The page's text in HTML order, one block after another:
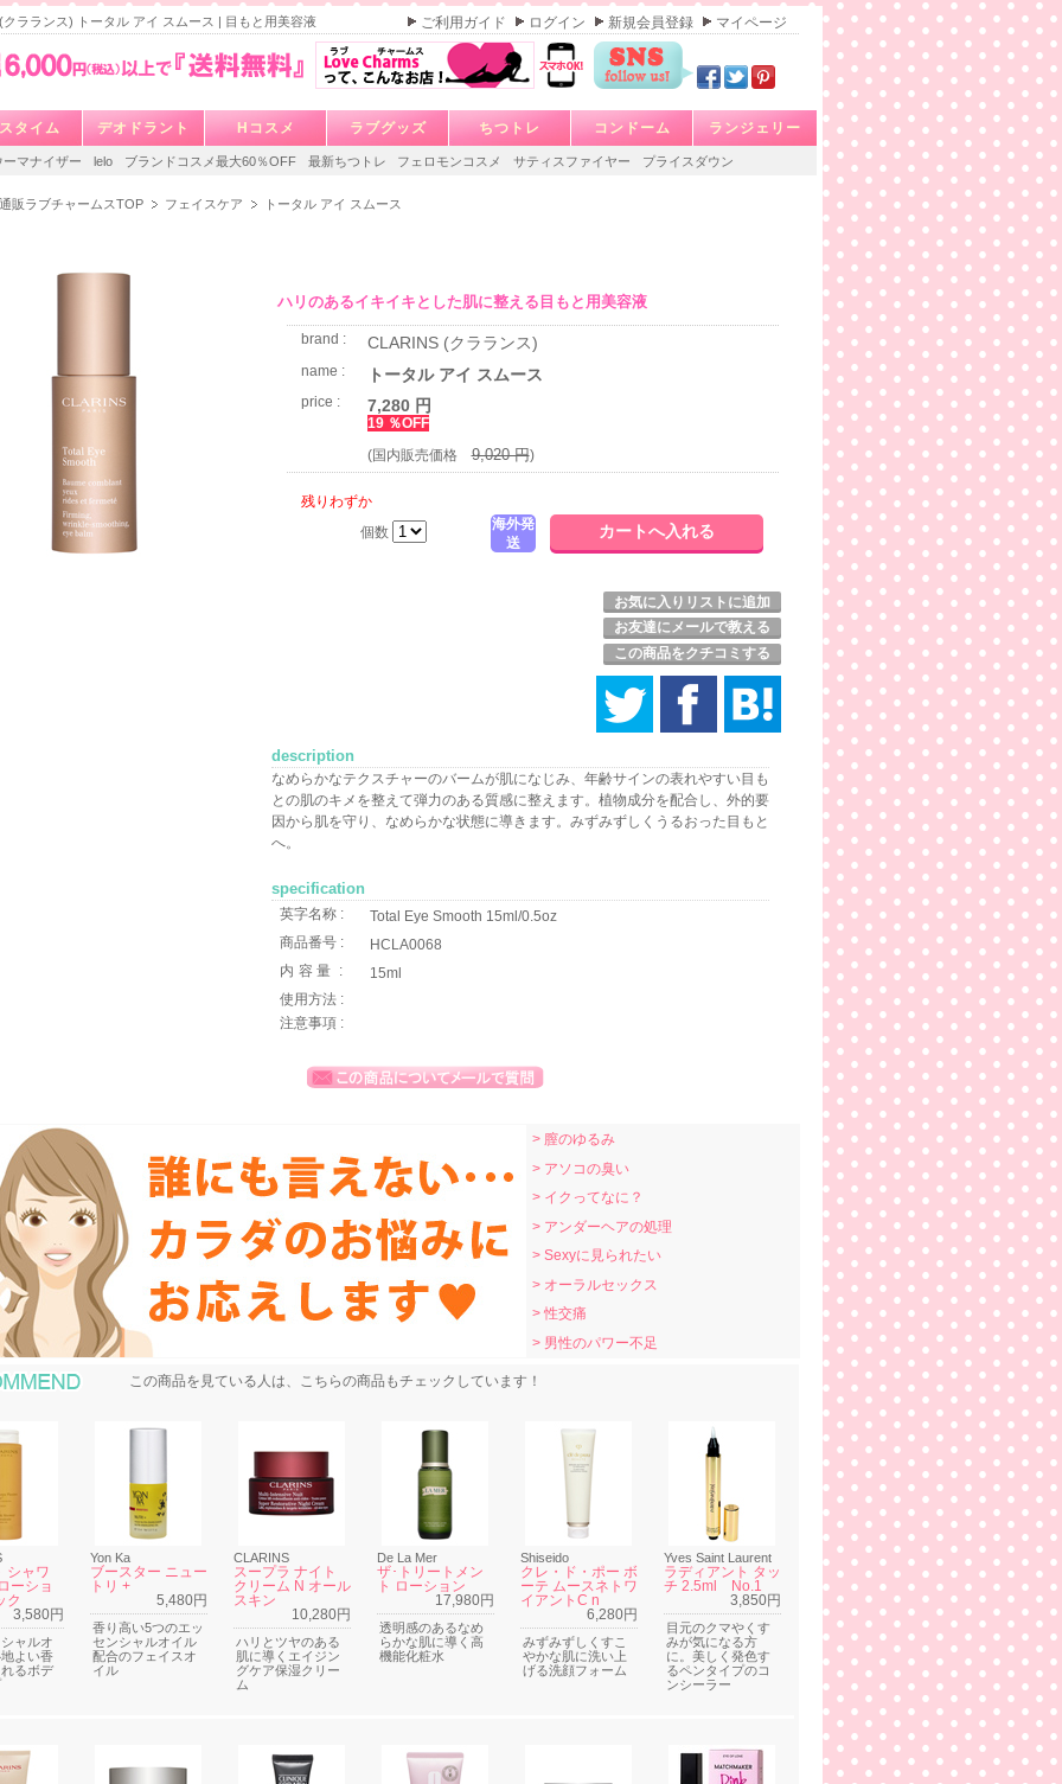
クラランス) トータル アイ スムース | 目もと用美容液 ご利用ガイド ログイン 新規会員登録 マイページ
タイム デオドラント Hコスメ ラブグッズ ちつトレ コンドーム ランジェリー
ーマナイザー lelo ブランドコスメ最大60％OFF 最新ちつトレ フェロモンコスメ サティスファイヤー プライスダウン
販ラブチャームスTOP フェイスケア トータル アイ スムース
ハリのあるイキイキとした肌に整える目もと用美容液
brand : CLARINS (クラランス)
name : トータル アイ スムース
price : 7,280 円
19 ％OFF
(国内販売価格9,020 円)
残りわずか
個数
海外発
送
お気に入りリストに追加
お友達にメールで教える
この商品をクチコミする
description
なめらかなテクスチャーのバームが肌になじみ、年齢サインの表れやすい目も
との肌のキメを整えて弾力のある質感に整えます。植物成分を配合し、外的要
因から肌を守り、なめらかな状態に導きます。みずみずしくうるおった目もと
へ。
specification
英字名称 :
Total Eye Smooth 15ml/0.5oz
商品番号 :
HCLA0068
内容量 :
15ml
使用方法 :
注意事項 :
> 膣のゆるみ
> アソコの臭い
> イクってなに？
> アンダーヘアの処理
> Sexyに見られたい
> オーラルセックス
> 性交痛
> 男性のパワー不足
おすすめ商品
この商品を見ている人は、こちらの商品もチェックしています！
シャワ
ーショ
ク
3,580円
ャルオ
よい香
るボデ
Yon Ka
ブースター ニュー
トリ +
5,480円
香り高い5つのエッ
センシャルオイル
配合のフェイスオ
イル
CLARINS
スープラ ナイト
クリーム N オール
スキン
10,280円
ハリとツヤのある
肌に導くエイジン
グケア保湿クリー
ム
De La Mer
ザ･トリートメン
ト ローション
17,980円
透明感のあるなめ
らかな肌に導く高
機能化粧水
Shiseido
クレ・ド・ポー ボ
ーテ ムースネトワ
イアントC n
6,280円
みずみずしくすこ
やかな肌に洗い上
げる洗顔フォーム
Yves Saint Laurent
ラディアント タッ
チ 2.5ml No.1
3,850円
目元のクマやくす
みが気になる方
に。美しく発色す
るペンタイプのコ
ンシーラー